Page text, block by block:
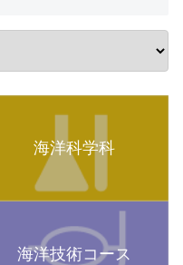
海洋科学科
海洋技術コース